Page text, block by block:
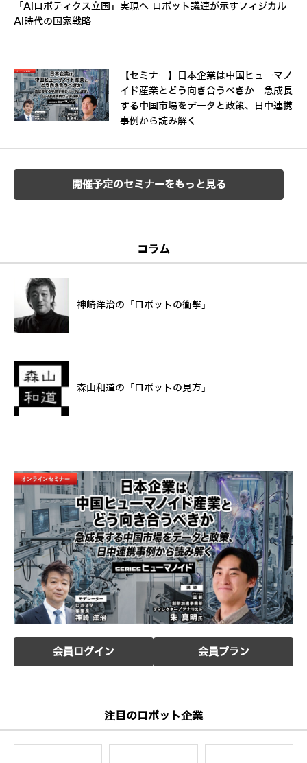
「AIロボティクス立国」実現へ ロボット議連が示すフィジカル
AI時代の国家戦略
【セミナー】日本企業は中国ヒューマノ
イド産業とどう向き合うべきか 急成長
する中国市場をデータと政策、日中連携
事例から読み解く
開催予定のセミナーをもっと見る
コラム
神崎洋治の「ロボットの衝撃」
森山和道の「ロボットの見方」
会員ログイン 会員プラン
注目のロボット企業